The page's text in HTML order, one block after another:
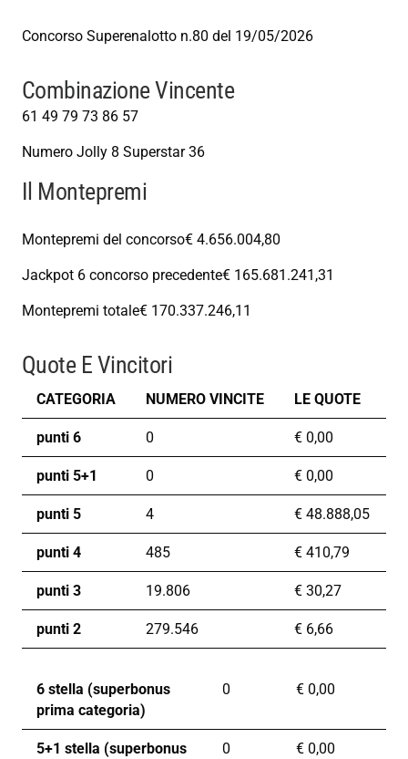
Concorso Superenalotto n.80 del 19/05/2026
Combinazione Vincente
61 49 79 73 86 57
Numero Jolly 8 Superstar36
Il Montepremi
Montepremi del concorso€ 4.656.004,80
Jackpot 6 concorso precedente€ 165.681.241,31
Montepremi totale€ 170.337.246,11
Quote E Vincitori
CATEGORIA NUMERO VINCITE LE QUOTE
punti 6 0 € 0,00
punti 5+1 0 € 0,00
punti 5 4 € 48.888,05
punti 4 485 € 410,79
punti 3 19.806 € 30,27
punti 2 279.546 € 6,66
6 stella (superbonus
prima categoria)
0 € 0,00
5+1 stella (superbonus
0 € 0,00